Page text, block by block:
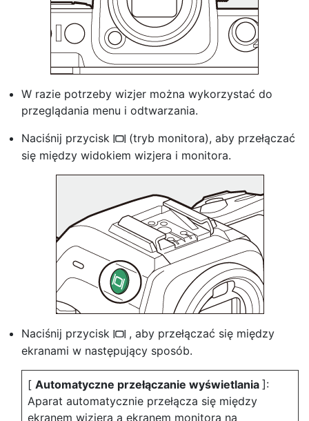
W razie potrzeby wizjer można wykorzystać do
przeglądania menu i odtwarzania.
Naciśnij przycisk M (tryb monitora), aby przełączać
się między widokiem wizjera i monitora.
Naciśnij przycisk M , aby przełączać się między
ekranami w następujący sposób.
[ Automatyczne przełączanie wyświetlania ]:
Aparat automatycznie przełącza się między
ekranem wizjera a ekranem monitora na